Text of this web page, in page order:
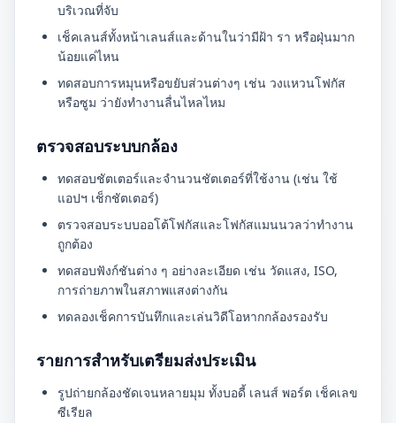
บริเวณที่จับ
เช็คเลนส์ทั้งหน้าเลนส์และด้านในว่ามีฝ้า รา หรือฝุ่นมาก
น้อยแค่ไหน
ทดสอบการหมุนหรือขยับส่วนต่างๆ เช่น วงแหวนโฟกัส
หรือซูม ว่ายังทำงานลื่นไหลไหม
ตรวจสอบระบบกล้อง
ทดสอบชัตเตอร์และจำนวนชัตเตอร์ที่ใช้งาน (เช่น ใช้
แอปฯ เช็กชัตเตอร์)
ตรวจสอบระบบออโต้โฟกัสและโฟกัสแมนนวลว่าทำงาน
ถูกต้อง
ทดสอบฟังก์ชันต่าง ๆ อย่างละเอียด เช่น วัดแสง, ISO,
การถ่ายภาพในสภาพแสงต่างกัน
ทดลองเช็คการบันทึกและเล่นวิดีโอหากกล้องรองรับ
รายการสำหรับเตรียมส่งประเมิน
รูปถ่ายกล้องชัดเจนหลายมุม ทั้งบอดี้ เลนส์ พอร์ต เช็คเลข
ซีเรียล